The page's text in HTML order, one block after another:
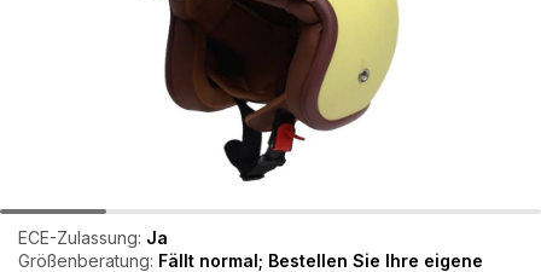
ECE-Zulassung: Ja
Größenberatung: Fällt normal; Bestellen Sie Ihre eigene